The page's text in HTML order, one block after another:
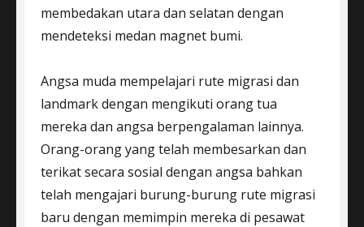
membedakan utara dan selatan dengan
mendeteksi medan magnet bumi.
Angsa muda mempelajari rute migrasi dan
landmark dengan mengikuti orang tua
mereka dan angsa berpengalaman lainnya.
Orang-orang yang telah membesarkan dan
terikat secara sosial dengan angsa bahkan
telah mengajari burung-burung rute migrasi
baru dengan memimpin mereka di pesawat